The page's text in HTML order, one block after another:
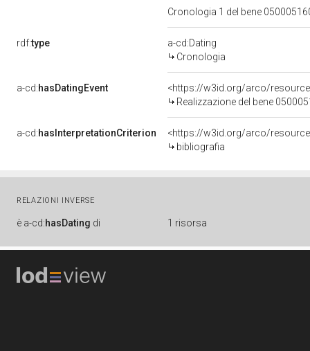
Cronologia 1 del bene
rdf:type
a-cd:Dating
Cronologia
a-cd:hasDatingEvent
<https://w3id.org/arco/
Realizzazione del bene
a-cd:hasInterpretationCriterion
<https://w3id.org/arco/
bibliografia
RELAZIONI INVERSE
è a-cd:hasDating di 1 risorsa